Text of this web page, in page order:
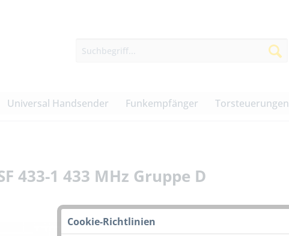
Universal Handsender Funkempfänger Torsteuerungen
433-1 433 MHz Gruppe D
Cookie-Richtlinien